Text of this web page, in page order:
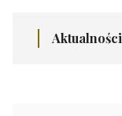
Aktualności